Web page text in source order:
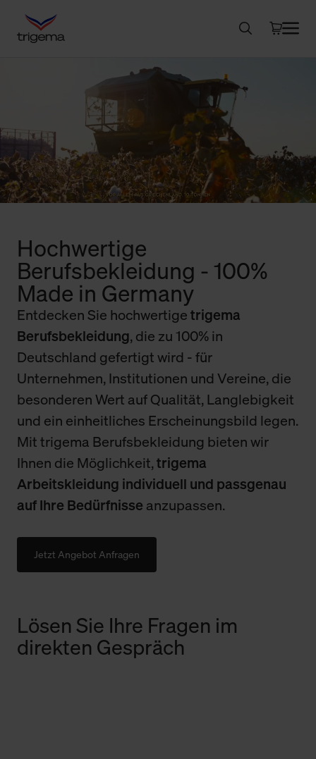
Hochwertige
Berufsbekleidung - 100%
Made in Germany
Entdecken Sie hochwertigetrigema
Berufsbekleidung, die zu 100% in
Deutschland gefertigt wird - für
Unternehmen, Institutionen und Vereine, die
besonderen Wert auf Qualität, Langlebigkeit
und ein einheitliches Erscheinungsbild legen.
Mit trigema Berufsbekleidung bieten wir
Ihnen die Möglichkeit,trigema
Arbeitskleidung individuell und passgenau
auf Ihre Bedürfnisse anzupassen.
Jetzt Angebot Anfragen
Lösen Sie Ihre Fragen im
direkten Gespräch